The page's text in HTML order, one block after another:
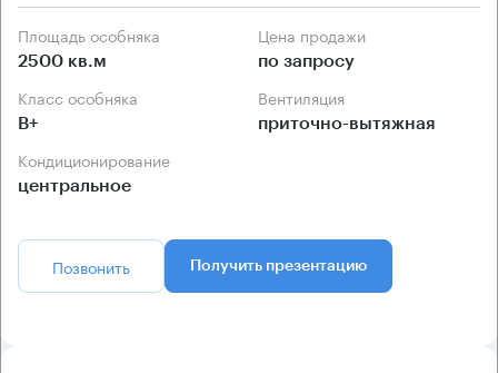
Площадь особняка
2500 кв.м
Цена продажи
по запросу
Класс особняка
B+
Вентиляция
приточно-вытяжная
Кондиционирование
центральное
Позвонить Получить презентацию